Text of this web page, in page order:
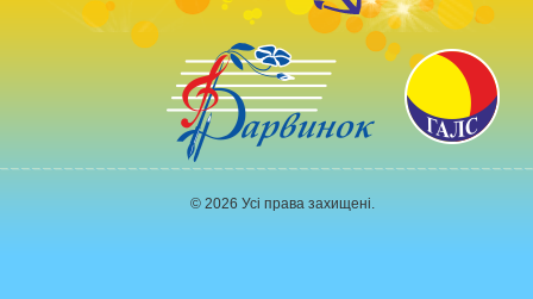
© 2026 Усі права захищені.